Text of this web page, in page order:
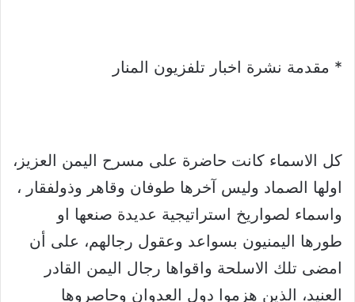
* مقدمة نشرة اخبار تلفزيون المنار
كل الاسماء كانت حاضرة على مسرح اليمن العزيز،
اولها الصماد وليس آخرها طوفان وقاهر وذولفقار ،
واسماء لصواريخ استراتيجية عديدة صنعها او
طورها اليمنيون بسواعد وعقول رجالهم، على أن
امضى تلك الاسلحة واقواها رجال اليمن القادر
العنيد، الذين هزموا دول العدوان وحاصروها